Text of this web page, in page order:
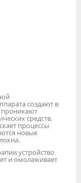
создают в
средств.
процессы
новые
устройство
и омолаживает